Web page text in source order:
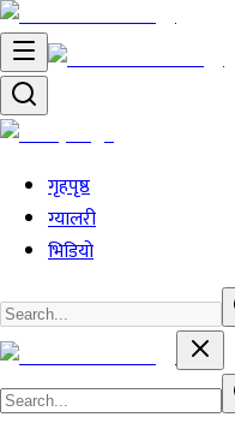
गृहपृष्ठ
ग्यालरी
भिडियो